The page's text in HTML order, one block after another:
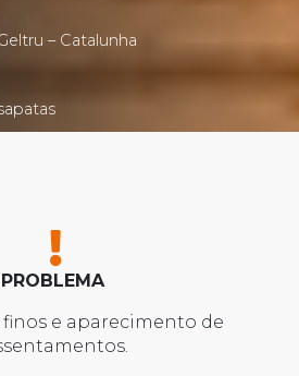
– Catalunha
PROBLEMA
finos e aparecimento de